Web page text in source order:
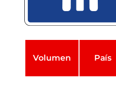
Volumen País